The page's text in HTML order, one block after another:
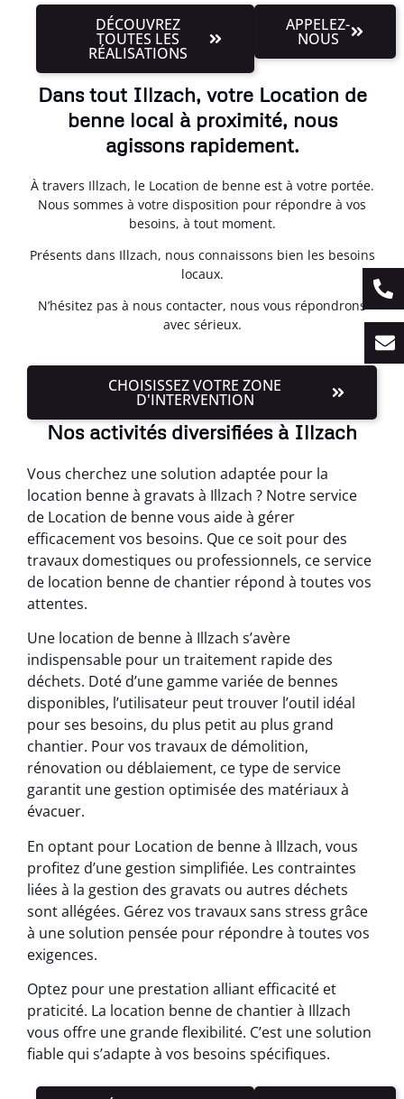
DÉCOUVREZ
TOUTES LES
RÉALISATIONS
APPELEZ-
NOUS
Dans tout Illzach, votre Location de
benne local à proximité, nous
agissons rapidement.
À travers Illzach, le Location de benne est à votre portée.
Nous sommes à votre disposition pour répondre à vos
besoins, à tout moment.
Présents dans Illzach, nous connaissons bien les besoins
locaux.
N’hésitez pas à nous contacter, nous vous répondrons
avec sérieux.
CHOISISSEZ VOTRE ZONE
D'INTERVENTION
Nos activités diversifiées à Illzach
Vous cherchez une solution adaptée pour la
location benne à gravats à Illzach ? Notre service
de Location de benne vous aide à gérer
efficacement vos besoins. Que ce soit pour des
travaux domestiques ou professionnels, ce service
de location benne de chantier répond à toutes vos
attentes.
Une location de benne à Illzach s’avère
indispensable pour un traitement rapide des
déchets. Doté d’une gamme variée de bennes
disponibles, l’utilisateur peut trouver l’outil idéal
pour ses besoins, du plus petit au plus grand
chantier. Pour vos travaux de démolition,
rénovation ou déblaiement, ce type de service
garantit une gestion optimisée des matériaux à
évacuer.
En optant pour Location de benne à Illzach, vous
profitez d’une gestion simplifiée. Les contraintes
liées à la gestion des gravats ou autres déchets
sont allégées. Gérez vos travaux sans stress grâce
à une solution pensée pour répondre à toutes vos
exigences.
Optez pour une prestation alliant efficacité et
praticité. La location benne de chantier à Illzach
vous offre une grande flexibilité. C’est une solution
fiable qui s’adapte à vos besoins spécifiques.